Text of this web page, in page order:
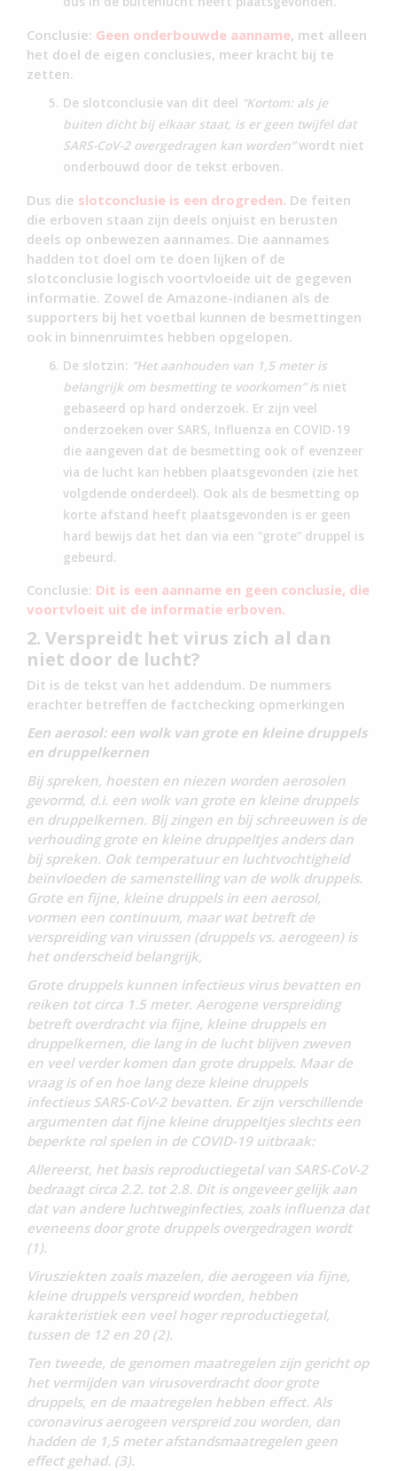
Conclusie: Geen onderbouwde aanname, met alleen
het doel de eigen conclusies, meer kracht bij te
zetten.
De slotconclusie van dit deel “Kortom: als je
buiten dicht bij elkaar staat, is er geen twijfel dat
SARS-CoV-2 overgedragen kan worden”wordt niet
onderbouwd door de tekst erboven.
Dus die slotconclusie is een drogreden. De feiten
die erboven staan zijn deels onjuist en berusten
deels op onbewezen aannames. Die aannames
hadden tot doel om te doen lijken of de
slotconclusie logisch voortvloeide uit de gegeven
informatie. Zowel de Amazone-indianen als de
supporters bij het voetbal kunnen de besmettingen
ook in binnenruimtes hebben opgelopen.
De slotzin: “Het aanhouden van 1,5 meter is
belangrijk om besmetting te voorkomen” is niet
gebaseerd op hard onderzoek. Er zijn veel
onderzoeken over SARS, Influenza en COVID-19
die aangeven dat de besmetting ook of evenzeer
via de lucht kan hebben plaatsgevonden (zie het
volgdende onderdeel). Ook als de besmetting op
korte afstand heeft plaatsgevonden is er geen
hard bewijs dat het dan via een “grote” druppel is
gebeurd.
Conclusie: Dit is een aanname en geen conclusie, die
voortvloeit uit de informatie erboven.
2. Verspreidt het virus zich al dan
niet door de lucht?
Dit is de tekst van het addendum. De nummers
erachter betreffen de factchecking opmerkingen
Een aerosol: een wolk van grote en kleine druppels
en druppelkernen
Bij spreken, hoesten en niezen worden aerosolen
gevormd, d.i. een wolk van grote en kleine druppels
en druppelkernen. Bij zingen en bij schreeuwen is de
verhouding grote en kleine druppeltjes anders dan
bij spreken. Ook temperatuur en luchtvochtigheid
beïnvloeden de samenstelling van de wolk druppels.
Grote en fijne, kleine druppels in een aerosol,
vormen een continuum, maar wat betreft de
verspreiding van virussen (druppels vs. aerogeen) is
het onderscheid belangrijk,
Grote druppels kunnen infectieus virus bevatten en
reiken tot circa 1.5 meter. Aerogene verspreiding
betreft overdracht via fijne, kleine druppels en
druppelkernen, die lang in de lucht blijven zweven
en veel verder komen dan grote druppels. Maar de
vraag is of en hoe lang deze kleine druppels
infectieus SARS-CoV-2 bevatten. Er zijn verschillende
argumenten dat fijne kleine druppeltjes slechts een
beperkte rol spelen in de COVID-19 uitbraak:
Allereerst, het basis reproductiegetal van SARS-CoV-2
bedraagt circa 2.2. tot 2.8. Dit is ongeveer gelijk aan
dat van andere luchtweginfecties, zoals influenza dat
eveneens door grote druppels overgedragen wordt
(1).
Virusziekten zoals mazelen, die aerogeen via fijne,
kleine druppels verspreid worden, hebben
karakteristiek een veel hoger reproductiegetal,
tussen de 12 en 20 (2).
Ten tweede, de genomen maatregelen zijn gericht op
het vermijden van virusoverdracht door grote
druppels, en de maatregelen hebben effect. Als
coronavirus aerogeen verspreid zou worden, dan
hadden de 1,5 meter afstandsmaatregelen geen
effect gehad. (3).